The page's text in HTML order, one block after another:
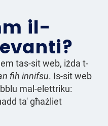
il-
tas-sit web, iżda t-
fih innifsu. Is-sit web
mal-elettriku:
ta' għażliet